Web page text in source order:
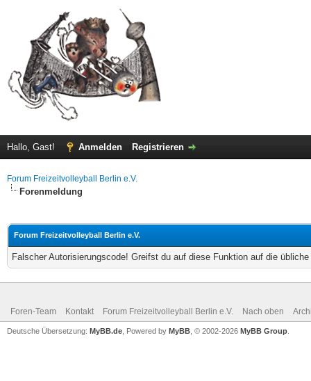
Hallo, Gast! Anmelden Registrieren
Forum Freizeitvolleyball Berlin e.V.
Forenmeldung
Forum Freizeitvolleyball Berlin e.V.
Falscher Autorisierungscode! Greifst du auf diese Funktion auf die
Foren-Team Kontakt Forum Freizeitvolleyball Berlin e.V. Nach oben
Deutsche Übersetzung: MyBB.de , Powered by MyBB , © 2002-2026 MyBB Group